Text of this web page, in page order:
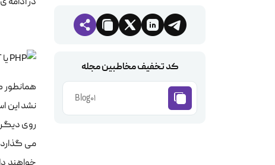
کد تخفیف مخاطبین مجله
Blog01
همانطور
نشد این